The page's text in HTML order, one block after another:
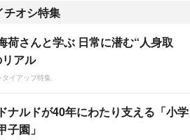
チオシ特集
荷さんと学ぶ 日常に潜む“人身取
アル
タイアップ特集
ナルドが40年にわたり支える「小学
子園」